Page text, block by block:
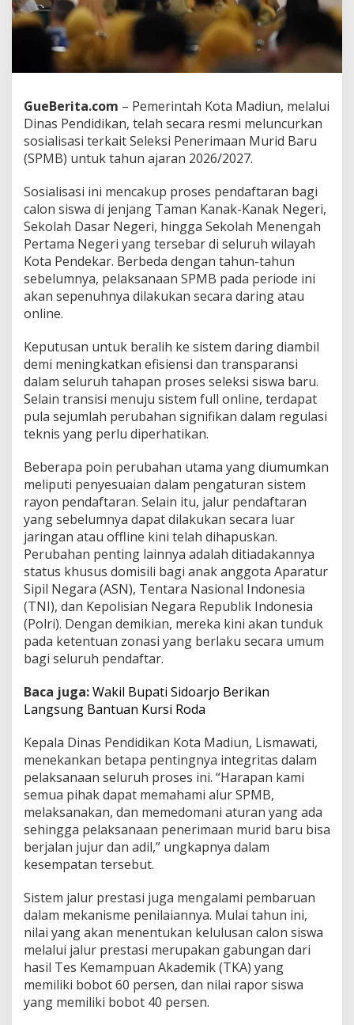
u
l
a
r
o
i
a
l
s
a
s
i
B
2
0
2
6
,
K
n
a
l
i
P
e
r
u
b
a
h
a
n
S
y
r
a
d
a
n
J
a
l
u
r
S
e
e
k
s
i
GueBerita.com – Pemerintah Kota Madiun, melalui
Dinas Pendidikan, telah secara resmi meluncurkan
sosialisasi terkait Seleksi Penerimaan Murid Baru
(SPMB) untuk tahun ajaran 2026/2027.
Sosialisasi ini mencakup proses pendaftaran bagi
calon siswa di jenjang Taman Kanak-Kanak Negeri,
Sekolah Dasar Negeri, hingga Sekolah Menengah
Pertama Negeri yang tersebar di seluruh wilayah
Kota Pendekar. Berbeda dengan tahun-tahun
sebelumnya, pelaksanaan SPMB pada periode ini
akan sepenuhnya dilakukan secara daring atau
online.
Keputusan untuk beralih ke sistem daring diambil
demi meningkatkan efisiensi dan transparansi
dalam seluruh tahapan proses seleksi siswa baru.
Selain transisi menuju sistem full online, terdapat
pula sejumlah perubahan signifikan dalam regulasi
teknis yang perlu diperhatikan.
Beberapa poin perubahan utama yang diumumkan
meliputi penyesuaian dalam pengaturan sistem
rayon pendaftaran. Selain itu, jalur pendaftaran
yang sebelumnya dapat dilakukan secara luar
jaringan atau offline kini telah dihapuskan.
Perubahan penting lainnya adalah ditiadakannya
status khusus domisili bagi anak anggota Aparatur
Sipil Negara (ASN), Tentara Nasional Indonesia
(TNI), dan Kepolisian Negara Republik Indonesia
(Polri). Dengan demikian, mereka kini akan tunduk
pada ketentuan zonasi yang berlaku secara umum
bagi seluruh pendaftar.
Baca juga:Wakil Bupati Sidoarjo Berikan
Langsung Bantuan Kursi Roda
Kepala Dinas Pendidikan Kota Madiun, Lismawati,
menekankan betapa pentingnya integritas dalam
pelaksanaan seluruh proses ini. “Harapan kami
semua pihak dapat memahami alur SPMB,
melaksanakan, dan memedomani aturan yang ada
sehingga pelaksanaan penerimaan murid baru bisa
berjalan jujur dan adil,” ungkapnya dalam
kesempatan tersebut.
Sistem jalur prestasi juga mengalami pembaruan
dalam mekanisme penilaiannya. Mulai tahun ini,
nilai yang akan menentukan kelulusan calon siswa
melalui jalur prestasi merupakan gabungan dari
hasil Tes Kemampuan Akademik (TKA) yang
memiliki bobot 60 persen, dan nilai rapor siswa
yang memiliki bobot 40 persen.